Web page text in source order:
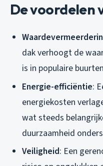
De voordelen
dak verhoogt de
is in populaire
Energie-efficiëntie:
energiekosten
wat steeds
duurzaamheid
Veiligheid: Een